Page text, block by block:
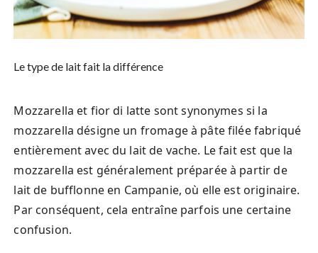
Le type de lait fait la différence
Mozzarella et fior di latte sont synonymes si la
mozzarella désigne un fromage à pâte filée fabriqué
entièrement avec du lait de vache. Le fait est que la
mozzarella est généralement préparée à partir de
lait de bufflonne en Campanie, où elle est originaire.
Par conséquent, cela entraîne parfois une certaine
confusion.